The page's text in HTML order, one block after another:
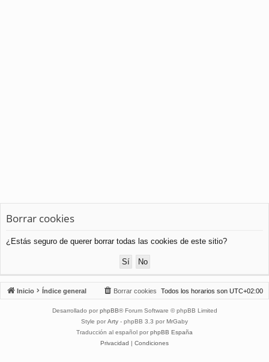
Borrar cookies
¿Estás seguro de querer borrar todas las cookies de este sitio?
Inicio Índice general Todos los horarios son UTC+02:00
Borrar cookies
Desarrollado por phpBB® Forum Software © phpBB Limited
Style por Arty - phpBB 3.3 por MrGaby
Traducción al español por phpBB España
Privacidad | Condiciones